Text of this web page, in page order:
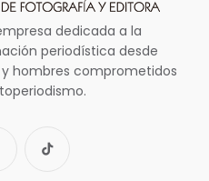
dedicada a la
periodística desde
y hombres comprometidos